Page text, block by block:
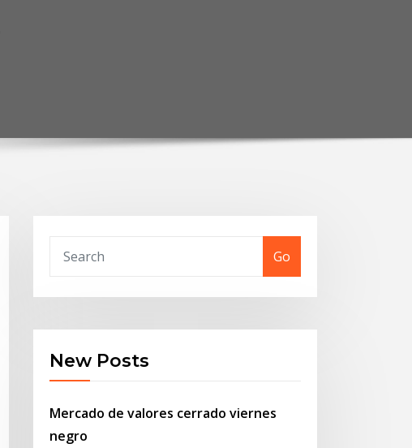
Go
New Posts
Mercado de valores cerrado viernes
negro